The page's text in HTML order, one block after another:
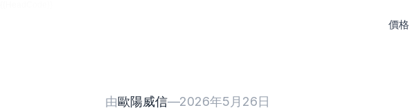
價格
由歐陽威信—2026年5月26日